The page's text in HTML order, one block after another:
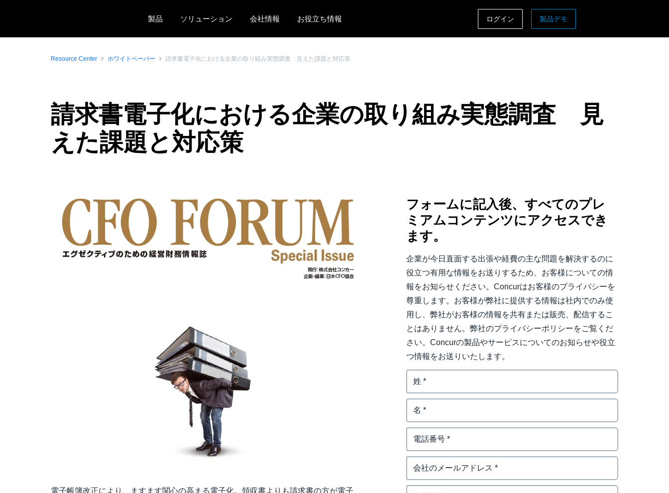
製品
ソリューション 会社情報 お役立ち情報
Canada (Français) Deutschland (Deutsch)
Finland (English)
Belgium (English)
España (Español)
Norway (English)
日本（日本語)
ログイン 製品デモ
Resource Center ホワイトペーパー 請求書電子化における企業の取り組み実態調査 見えた課題と対応策
請求書電子化における企業の取り組み実態調査 見
えた課題と対応策
電子帳簿改正により、ますます関心の高まる電子化。領収書よりも請求書の方が電子
フォームに記入後、すべてのプレ
ミアムコンテンツにアクセスでき
ます。
企業が今日直面する出張や経費の主な問題を解決するのに
役立つ有用な情報をお送りするため、お客様についての情
報をお知らせください。Concurはお客様のプライバシーを
尊重します。お客様が弊社に提供する情報は社内でのみ使
用し、弊社がお客様の情報を共有または販売、配信するこ
とはありません。弊社のプライバシーポリシーをご覧くだ
さい。Concurの製品やサービスについてのお知らせや役立
つ情報をお送りいたします。